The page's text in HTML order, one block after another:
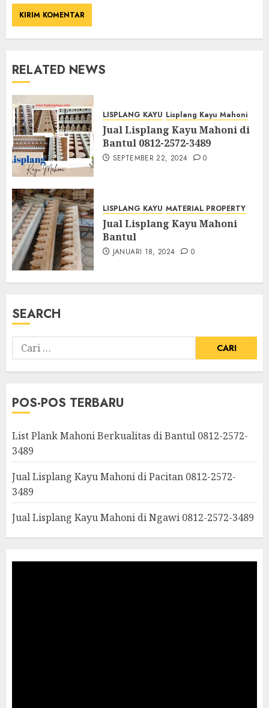
RELATED NEWS
LISPLANG KAYU Lisplang Kayu Mahoni
Jual Lisplang Kayu Mahoni di
Bantul 0812-2572-3489
SEPTEMBER 22, 2024 0
LISPLANG KAYU MATERIAL PROPERTY
Jual Lisplang Kayu Mahoni
Bantul
JANUARI 18, 2024 0
SEARCH
POS-POS TERBARU
List Plank Mahoni Berkualitas di Bantul 0812-2572-
3489
Jual Lisplang Kayu Mahoni di Pacitan 0812-2572-
3489
Jual Lisplang Kayu Mahoni di Ngawi 0812-2572-3489